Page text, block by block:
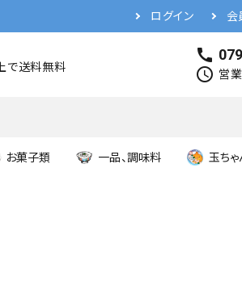
ログイン 会
で送料無料
call
schedule 営
お菓子類 一品、調味料 玉ちゃ